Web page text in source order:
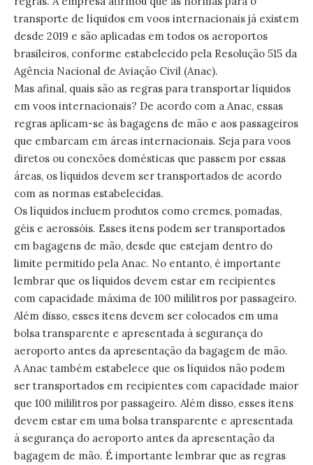
transporte de líquidos em voos internacionais já existem
desde 2019 e são aplicadas em todos os aeroportos
brasileiros, conforme estabelecido pela Resolução 515 da
Agência Nacional de Aviação Civil (Anac).
Mas afinal, quais são as regras para transportar líquidos
em voos internacionais? De acordo com a Anac, essas
regras aplicam-se às bagagens de mão e aos passageiros
que embarcam em áreas internacionais. Seja para voos
diretos ou conexões domésticas que passem por essas
áreas, os líquidos devem ser transportados de acordo
com as normas estabelecidas.
Os líquidos incluem produtos como cremes, pomadas,
géis e aerossóis. Esses itens podem ser transportados
em bagagens de mão, desde que estejam dentro do
limite permitido pela Anac. No entanto, é importante
lembrar que os líquidos devem estar em recipientes
com capacidade máxima de 100 mililitros por passageiro.
Além disso, esses itens devem ser colocados em uma
bolsa transparente e apresentada à segurança do
aeroporto antes da apresentação da bagagem de mão.
A Anac também estabelece que os líquidos não podem
ser transportados em recipientes com capacidade maior
que 100 mililitros por passageiro. Além disso, esses itens
devem estar em uma bolsa transparente e apresentada
à segurança do aeroporto antes da apresentação da
bagagem de mão. É importante lembrar que as regras